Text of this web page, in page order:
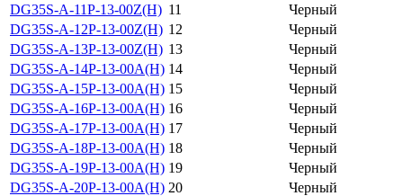
DG35S-A-11P-13-00Z(H) 11
Черный
DG35S-A-12P-13-00Z(H) 12
Черный
DG35S-A-13P-13-00Z(H) 13
Черный
DG35S-A-14P-13-00A(H) 14
Черный
DG35S-A-15P-13-00A(H) 15
Черный
DG35S-A-16P-13-00A(H) 16
Черный
DG35S-A-17P-13-00A(H) 17
Черный
DG35S-A-18P-13-00A(H) 18
Черный
DG35S-A-19P-13-00A(H) 19
Черный
DG35S-A-20P-13-00A(H) 20
Черный